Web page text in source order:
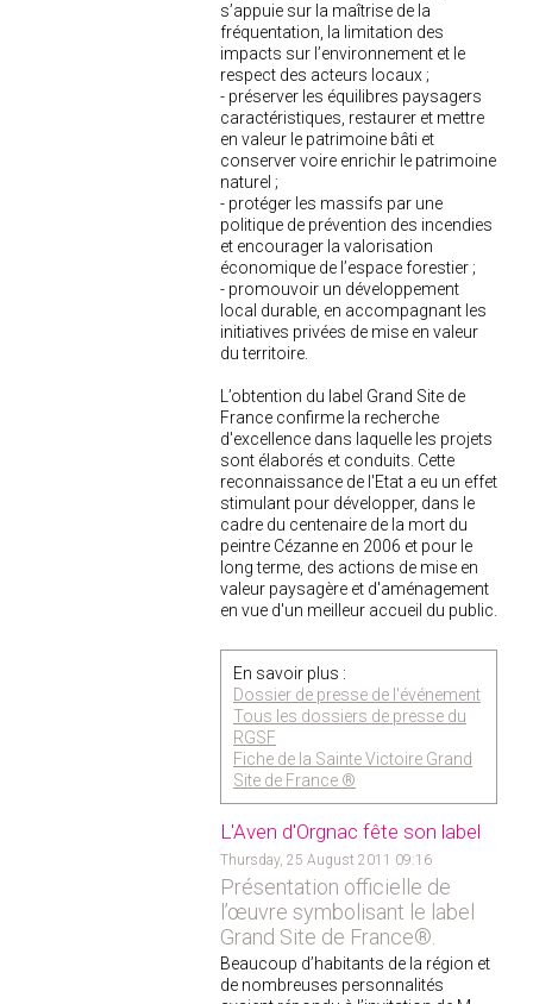
s’appuie sur la maîtrise de la
fréquentation, la limitation des
impacts sur l’environnement et le
respect des acteurs locaux ;
- préserver les équilibres paysagers
caractéristiques, restaurer et mettre
en valeur le patrimoine bâti et
conserver voire enrichir le patrimoine
naturel ;
- protéger les massifs par une
politique de prévention des incendies
et encourager la valorisation
économique de l’espace forestier ;
- promouvoir un développement
local durable, en accompagnant les
initiatives privées de mise en valeur
du territoire.
L’obtention du label Grand Site de
France confirme la recherche
d'excellence dans laquelle les projets
sont élaborés et conduits. Cette
reconnaissance de l'Etat a eu un effet
stimulant pour développer, dans le
cadre du centenaire de la mort du
peintre Cézanne en 2006 et pour le
long terme, des actions de mise en
valeur paysagère et d'aménagement
en vue d'un meilleur accueil du public.
En savoir plus :
Dossier de presse de l'événement
Tous les dossiers de presse du
RGSF
Fiche de la Sainte Victoire Grand
Site de France ®
L'Aven d'Orgnac fête son label
Thursday, 25 August 2011 09:16
Présentation officielle de
l’œuvre symbolisant le label
Grand Site de France®.
Beaucoup d’habitants de la région et
de nombreuses personnalités